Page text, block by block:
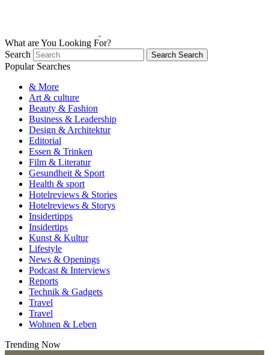
What are You Looking For?
Search
Search Search
Popular Searches
& More
Art & culture
Beauty & Fashion
Business & Leadership
Design & Architektur
Editorial
Essen & Trinken
Film & Literatur
Gesundheit & Sport
Health & sport
Hotelreviews & Stories
Hotelreviews & Storys
Insidertipps
Insidertips
Kunst & Kultur
Lifestyle
News & Openings
Podcast & Interviews
Reports
Technik & Gadgets
Travel
Travel
Wohnen & Leben
Trending Now